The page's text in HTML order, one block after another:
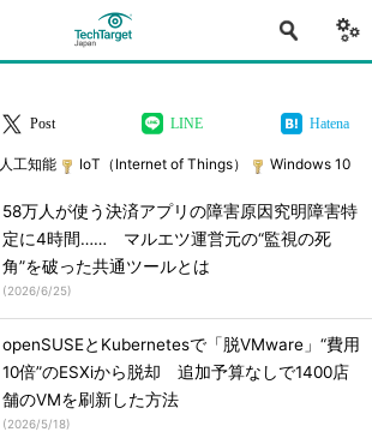
Post LINE Hatena
人工知能 IoT（Internet of Things） Windows 10
58万人が使う決済アプリの障害原因究明障害特
定に4時間…… マルエツ運営元の“監視の死
角”を破った共通ツールとは
(2026/6/25)
openSUSEとKubernetesで「脱VMware」“費用
10倍”のESXiから脱却 追加予算なしで1400店
舗のVMを刷新した方法
(2026/5/18)